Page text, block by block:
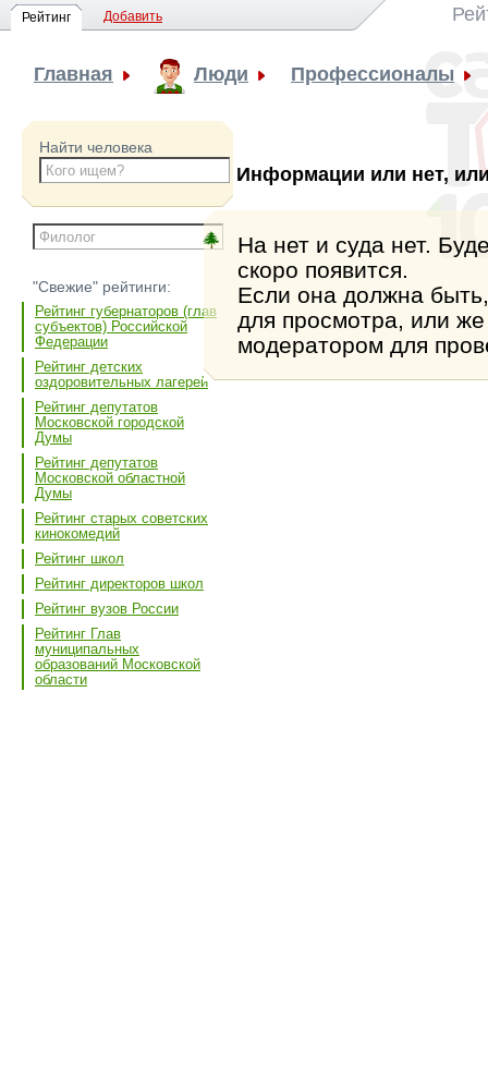
Рейтинг Добавить
Главная Люди Профессионалы
Найти человека
"Свежие" рейтинги:
Рейтинг губернаторов (глав
субъектов) Российской
Федерации
Рейтинг детских
оздоровительных лагерей
Рейтинг депутатов
Московской городской
Думы
Рейтинг депутатов
Московской областной
Думы
Рейтинг старых советских
кинокомедий
Рейтинг школ
Рейтинг директоров школ
Рейтинг вузов России
Рейтинг Глав
муниципальных
образований Московской
области
Информации или нет,
На нет и суда нет.
скоро появится.
Если она должна
для просмотра, или
модератором для